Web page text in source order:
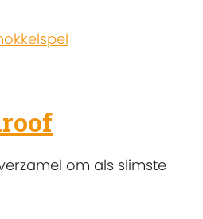
om als slimste